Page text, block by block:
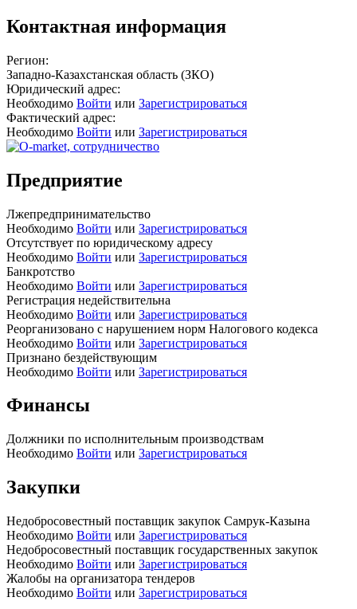
Контактная информация
Регион:
Западно-Казахстанская область (ЗКО)
Юридический адрес:
Необходимо Войти или Зарегистрироваться
Фактический адрес:
Необходимо Войти или Зарегистрироваться
Предприятие
Лжепредпринимательство
Необходимо Войти или Зарегистрироваться
Отсутствует по юридическому адресу
Необходимо Войти или Зарегистрироваться
Банкротство
Необходимо Войти или Зарегистрироваться
Регистрация недействительна
Необходимо Войти или Зарегистрироваться
Реорганизовано с нарушением норм Налогового кодекса
Необходимо Войти или Зарегистрироваться
Признано бездействующим
Необходимо Войти или Зарегистрироваться
Финансы
Должники по исполнительным производствам
Необходимо Войти или Зарегистрироваться
Закупки
Недобросовестный поставщик закупок Самрук-Казына
Необходимо Войти или Зарегистрироваться
Недобросовестный поставщик государственных закупок
Необходимо Войти или Зарегистрироваться
Жалобы на организатора тендеров
Необходимо Войти или Зарегистрироваться